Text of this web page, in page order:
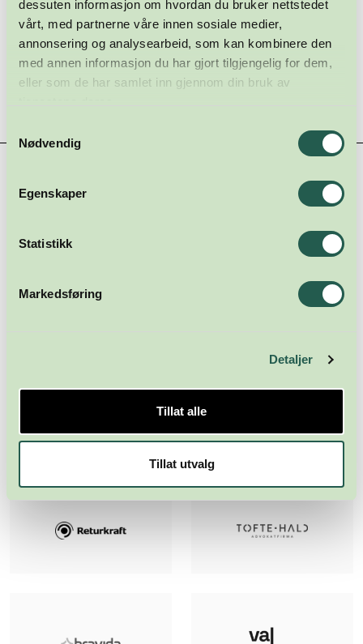
dessuten informasjon om hvordan du bruker nettstedet
vårt, med partnerne våre innen sosiale medier,
annonsering og analysearbeid, som kan kombinere den
med annen informasjon du har gjort tilgjengelig for dem,
eller som de har samlet inn gjennom din bruk av
Nødvendig
Egenskaper
Statistikk
Markedsføring
Detaljer
Tillat alle
Tillat utvalg